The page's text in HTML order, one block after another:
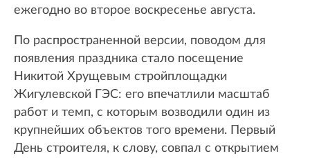
ежегодно во второе воскресенье августа.
По распространенной версии, поводом для
появления праздника стало посещение
Никитой Хрущевым стройплощадки
Жигулевской ГЭС: его впечатлили масштаб
работ и темп, с которым возводили один из
крупнейших объектов того времени. Первый
День строителя, к слову, совпал с открытием